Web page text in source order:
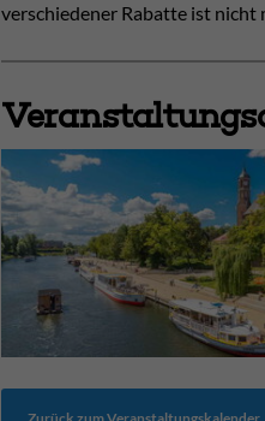
verschiedener Rabatte ist nicht